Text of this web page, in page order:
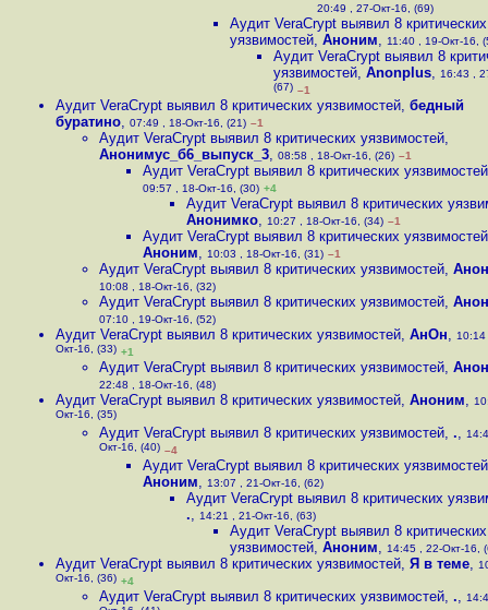
20:49 , 27-Окт-16, (69)
Аудит VeraCrypt выявил 8 критических
уязвимостей, Аноним, 11:40 , 19-Окт-16,
Аудит VeraCrypt выявил 8
уязвимостей, Anonplus, 16:43 ,
(67) –1
Аудит VeraCrypt выявил 8 критических уязвимостей, бедный
буратино, 07:49 , 18-Окт-16, (21) –1
Аудит VeraCrypt выявил 8 критических уязвимостей,
Анонимус_б6_выпуск_3, 08:58 , 18-Окт-16, (26) –1
Аудит VeraCrypt выявил 8 критических уязвимостей
09:57 , 18-Окт-16, (30) +4
Аудит VeraCrypt выявил 8 критических
Анонимко, 10:27 , 18-Окт-16, (34) –1
Аудит VeraCrypt выявил 8 критических уязвимостей
Аноним, 10:03 , 18-Окт-16, (31) –1
Аудит VeraCrypt выявил 8 критических уязвимостей,
10:08 , 18-Окт-16, (32)
Аудит VeraCrypt выявил 8 критических уязвимостей,
07:10 , 19-Окт-16, (52)
Аудит VeraCrypt выявил 8 критических уязвимостей, АнОн, 10:14
Окт-16, (33) +1
Аудит VeraCrypt выявил 8 критических уязвимостей,
22:48 , 18-Окт-16, (48)
Аудит VeraCrypt выявил 8 критических уязвимостей, Аноним,
Окт-16, (35)
Аудит VeraCrypt выявил 8 критических уязвимостей, .,
Окт-16, (40) –4
Аудит VeraCrypt выявил 8 критических уязвимостей
Аноним, 13:07 , 21-Окт-16, (62)
Аудит VeraCrypt выявил 8 критических
., 14:21 , 21-Окт-16, (63)
Аудит VeraCrypt выявил 8 критических
уязвимостей, Аноним, 14:45 , 22-Окт-16,
Аудит VeraCrypt выявил 8 критических уязвимостей, Я в теме,
Окт-16, (36) +4
Аудит VeraCrypt выявил 8 критических уязвимостей, .,